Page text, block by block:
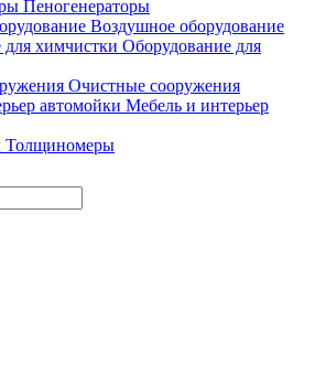
Пеногенераторы
Воздушное оборудование
Оборудование для
Очистные сооружения
Мебель и интерьер
Толщиномеры